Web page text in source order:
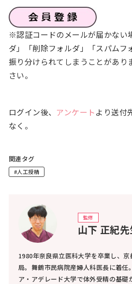
※認証コードのメールが届かない
ダ」「削除フォルダ」「スパムフ
振り分けられてしまうことがあり
さい。
ログイン後、 アンケートより送付
なく。
関連タグ
#人工授精
監修
山下 正紀
1980年奈良県立医科大学を卒業し、
局。舞鶴市民病院産婦人科医長に着任
ア・アデレード大学で体外受精の基礎